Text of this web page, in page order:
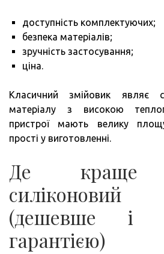
доступність комплектуючих;
безпека матеріалів;
зручність застосування;
ціна.
Класичний змійовик являє
матеріалу з високою
пристрої мають велику
прості у виготовленні.
Де краще
(дешевше і
гарантією)